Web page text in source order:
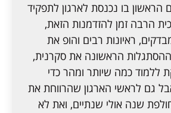
הראשון בו נכנסת לארגון לתפקיד
הרבה זמן להזדמנות הזאת,
ראיונות רבים והופ את
הראשונה את סקרנית,
ללמוד כמה שיותר ומהר כדי
גם לראשי הארגון שהרווחת את
שנה אולי שנתיים, ואת לא